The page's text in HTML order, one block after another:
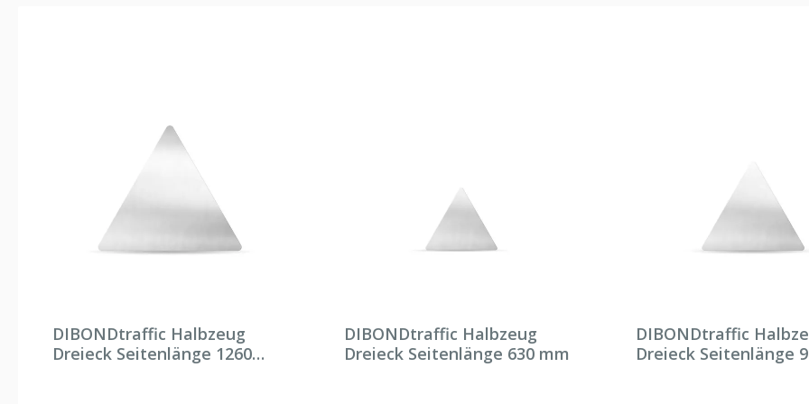
DIBONDtraffic Halbzeug
Dreieck Seitenlänge 1260
DIBONDtraffic Halbzeug
Dreieck Seitenlänge 630 mm
DIBONDtraffic
Dreieck Seitenlänge